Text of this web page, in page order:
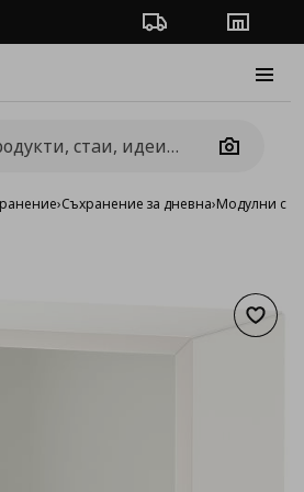
Проследяване на
Camera
›Съхранение за дневна›Модулни